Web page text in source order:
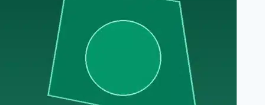
ہومیوپیتھک
قدرتی
علاج